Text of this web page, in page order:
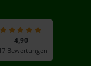
4,90
Bewertungen